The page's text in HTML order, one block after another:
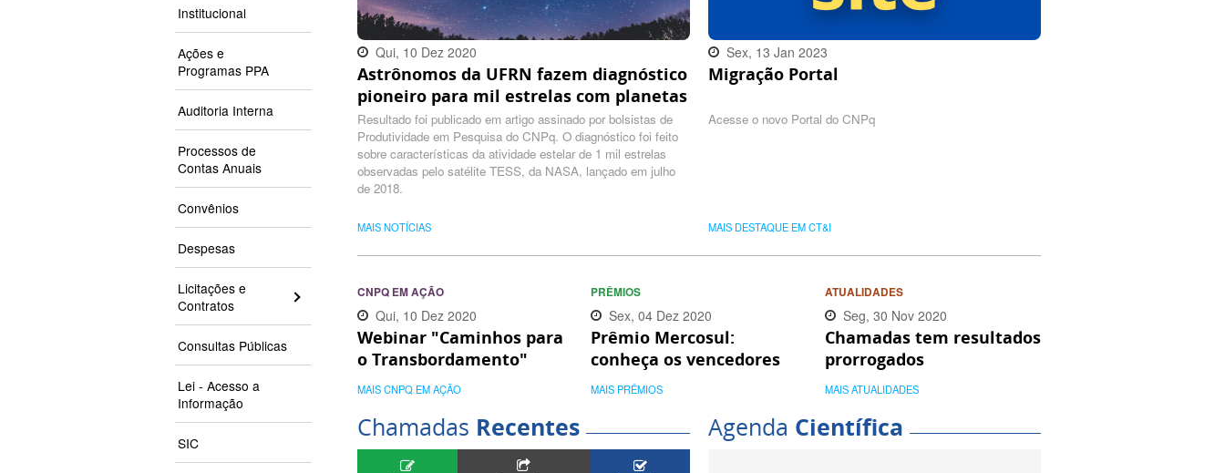
Institucional
Ações e
Programas PPA
Auditoria Interna
Processos de
Contas Anuais
Convênios
Despesas
Licitações e
Contratos
Consultas Públicas
Lei - Acesso a
Informação
SIC
Qui, 10 Dez 2020
14:40:00 -0300
Astrônomos da UFRN fazem diagnóstico
pioneiro para mil estrelas com planetas
Resultado foi publicado em artigo assinado por bolsistas de
Produtividade em Pesquisa do CNPq. O diagnóstico foi feito
sobre características da atividade estelar de 1 mil estrelas
observadas pelo satélite TESS, da NASA, lançado em julho
de 2018.
MAIS NOTÍCIAS
Sex, 13 Jan 2023
16:32:00 -0300
Migração Portal
Acesse o novo Portal do CNPq
MAIS DESTAQUE EM CT&I
CNPQ EM AÇÃO
Qui, 10 Dez 2020
17:51:00 -0300
Webinar "Caminhos para
o Transbordamento"
acontece na SNCT
MAIS CNPQ EM AÇÃO
PRÊMIOS
Sex, 04 Dez 2020
12:05:00 -0300
Prêmio Mercosul:
conheça os vencedores
MAIS PRÊMIOS
ATUALIDADES
Seg, 30 Nov 2020
17:25:00 -0300
Chamadas tem resultados
prorrogados
MAIS ATUALIDADES
Chamadas Recentes Agenda Científica